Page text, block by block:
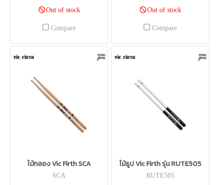
Out of stock
Compare
Out of stock
Compare
ไม้กลอง Vic Firth SCA
SCA
ไม้ธูป Vic Firth รุ่น RUTE505
RUTE505